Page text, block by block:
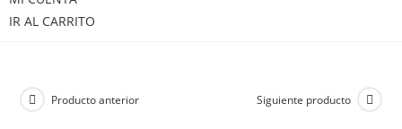
IR AL CARRITO
Producto anterior Siguiente producto